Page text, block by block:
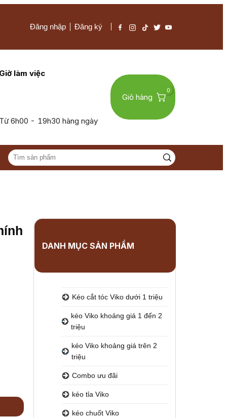
Đăng nhập Đăng ký
Giờ làm việc
Từ 6h00 - 19h30 hàng ngày
Giỏ hàng
0
DANH MỤC SẢN PHẨM
Kéo cắt tóc Viko dưới 1 triệu
kéo Viko khoảng giá 1 đến 2
triệu
kéo Viko khoảng giá trên 2
triệu
Combo ưu đãi
kéo tỉa Viko
kéo chuốt Viko